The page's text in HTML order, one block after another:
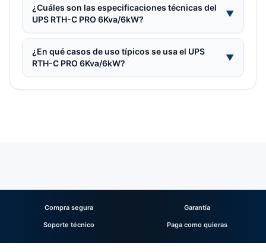
¿Cuáles son las especificaciones técnicas del
UPS RTH-C PRO 6Kva/6kW?
▼
¿En qué casos de uso típicos se usa el UPS
RTH-C PRO 6Kva/6kW?
▼
Compra segura Garantía
Soporte técnico Paga como quieras